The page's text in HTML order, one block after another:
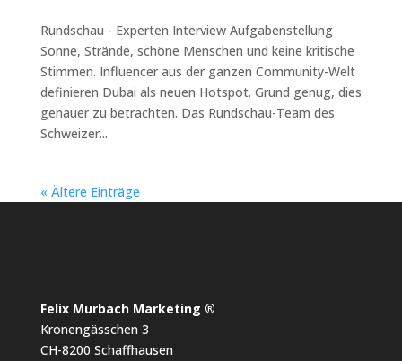
Rundschau - Experten Interview Aufgabenstellung
Sonne, Strände, schöne Menschen und keine kritische
Stimmen. Influencer aus der ganzen Community-Welt
definieren Dubai als neuen Hotspot. Grund genug, dies
genauer zu betrachten. Das Rundschau-Team des
Schweizer...
« Ältere Einträge
Felix Murbach Marketing ®
Kronengässchen 3
CH-8200 Schaffhausen